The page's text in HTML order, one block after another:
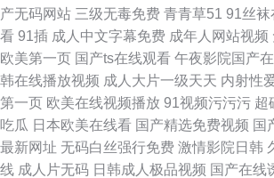
产无码网站 三级无毒免费 青青草51 91丝袜
看 91插 成人中文字幕免费 成年人网站视频
欧美第一页 国产ts在线观看 午夜影院国产
韩在线播放视频 成人大片一级天天 内射性
第一页 欧美在线视频播放 91视频污污污 超
吃瓜 日本欧美在线看 国产精选免费视频 国
最新网址 无码白丝强行免费 激情影院日韩
线 成人片无码 日韩成人极品视频 国产在线